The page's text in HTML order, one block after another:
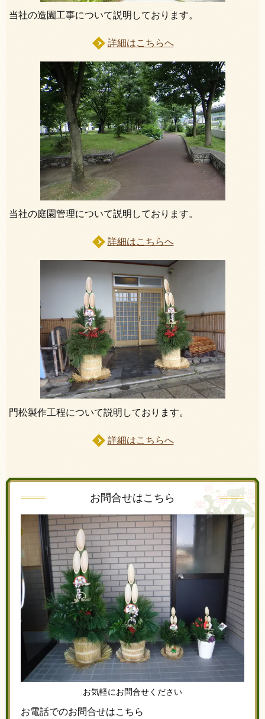
当社の造園工事について説明しております。
詳細はこちらへ
当社の庭園管理について説明しております。
詳細はこちらへ
門松製作工程について説明しております。
詳細はこちらへ
お問合せはこちら
お気軽にお問合せください
お電話でのお問合せはこちら